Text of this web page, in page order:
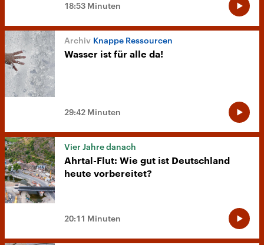
18:53 Minuten
Knappe Ressourcen
Wasser ist für alle da!
29:42 Minuten
Vier Jahre danach
Ahrtal-Flut: Wie gut ist Deutschland
heute vorbereitet?
20:11 Minuten